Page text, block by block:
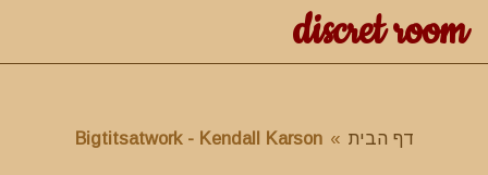
discret room
דף הבית »
Bigtitsatwork - Kendall Karson